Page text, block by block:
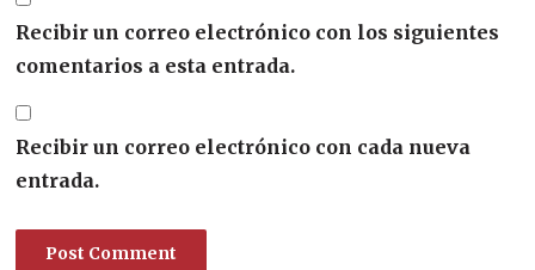
Recibir un correo electrónico con los siguientes
comentarios a esta entrada.
Recibir un correo electrónico con cada nueva
entrada.